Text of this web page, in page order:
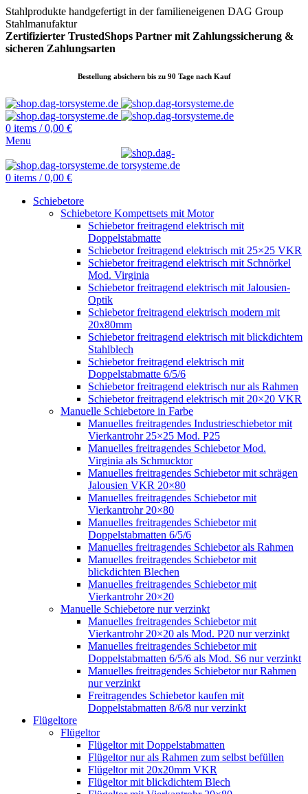
Stahlprodukte handgefertigt in der familieneigenen DAG Group
Stahlmanufaktur
Zertifizierter TrustedShops Partner mit Zahlungssicherung &
sicheren Zahlungsarten
Bestellung absichern bis zu 90 Tage nach Kauf
0 items / 0,00 €
Menu
0 items / 0,00 €
Schiebetore
Schiebetore Kompettsets mit Motor
Schiebetor freitragend elektrisch mit
Doppelstabmatte
Schiebetor freitragend elektrisch mit 25×25 VKR
Schiebetor freitragend elektrisch mit Schnörkel
Mod. Virginia
Schiebetor freitragend elektrisch mit Jalousien-
Optik
Schiebetor freitragend elektrisch modern mit
20x80mm
Schiebetor freitragend elektrisch mit blickdichtem
Stahlblech
Schiebetor freitragend elektrisch mit
Doppelstabmatte 6/5/6
Schiebetor freitragend elektrisch nur als Rahmen
Schiebetor freitragend elektrisch mit 20×20 VKR
Manuelle Schiebetore in Farbe
Manuelles freitragendes Industrieschiebetor mit
Vierkantrohr 25×25 Mod. P25
Manuelles freitragendes Schiebetor Mod.
Virginia als Schmucktor
Manuelles freitragendes Schiebetor mit schrägen
Jalousien VKR 20×80
Manuelles freitragendes Schiebetor mit
Vierkantrohr 20×80
Manuelles freitragendes Schiebetor mit
Doppelstabmatten 6/5/6
Manuelles freitragendes Schiebetor als Rahmen
Manuelles freitragendes Schiebetor mit
blickdichten Blechen
Manuelles freitragendes Schiebetor mit
Vierkantrohr 20×20
Manuelle Schiebetore nur verzinkt
Manuelles freitragendes Schiebetor mit
Vierkantrohr 20×20 als Mod. P20 nur verzinkt
Manuelles freitragendes Schiebetor mit
Doppelstabmatten 6/5/6 als Mod. S6 nur verzinkt
Manuelles freitragendes Schiebetor nur Rahmen
nur verzinkt
Freitragendes Schiebetor kaufen mit
Doppelstabmatten 8/6/8 nur verzinkt
Flügeltore
Flügeltor
Flügeltor mit Doppelstabmatten
Flügeltor nur als Rahmen zum selbst befüllen
Flügeltor mit 20x20mm VKR
Flügeltor mit blickdichtem Blech